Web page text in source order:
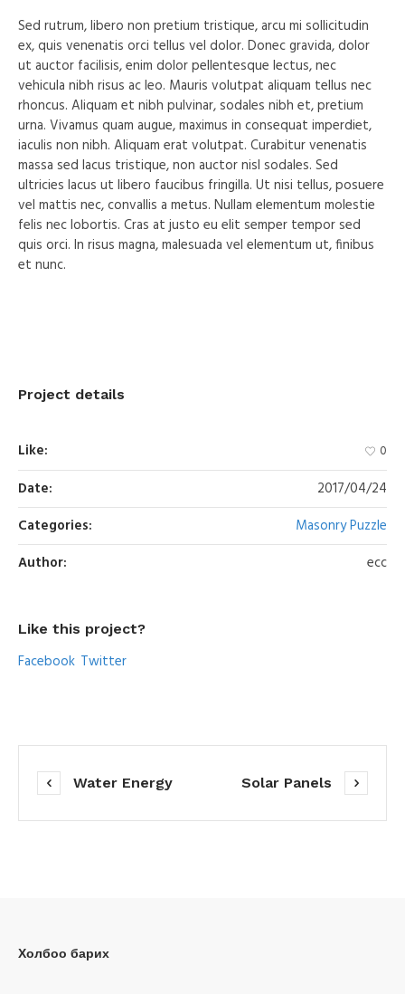
Sed rutrum, libero non pretium tristique, arcu mi sollicitudin
ex, quis venenatis orci tellus vel dolor. Donec gravida, dolor
ut auctor facilisis, enim dolor pellentesque lectus, nec
vehicula nibh risus ac leo. Mauris volutpat aliquam tellus nec
rhoncus. Aliquam et nibh pulvinar, sodales nibh et, pretium
urna. Vivamus quam augue, maximus in consequat imperdiet,
iaculis non nibh. Aliquam erat volutpat. Curabitur venenatis
massa sed lacus tristique, non auctor nisl sodales. Sed
ultricies lacus ut libero faucibus fringilla. Ut nisi tellus, posuere
vel mattis nec, convallis a metus. Nullam elementum molestie
felis nec lobortis. Cras at justo eu elit semper tempor sed
quis orci. In risus magna, malesuada vel elementum ut, finibus
et nunc.
Project details
Like: 0
Date:
2017/04/24
Categories:
Masonry Puzzle
Author:
ecc
Like this project?
Facebook Twitter
Water Energy Solar Panels
Холбоо барих